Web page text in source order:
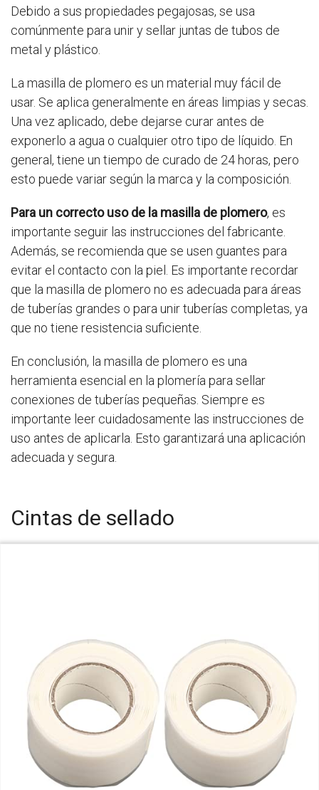
Debido a sus propiedades pegajosas, se usa
comúnmente para unir y sellar juntas de tubos de
metal y plástico.
La masilla de plomero es un material muy fácil de
usar. Se aplica generalmente en áreas limpias y secas.
Una vez aplicado, debe dejarse curar antes de
exponerlo a agua o cualquier otro tipo de líquido. En
general, tiene un tiempo de curado de 24 horas, pero
esto puede variar según la marca y la composición.
Para un correcto uso de la masilla de plomero, es
importante seguir las instrucciones del fabricante.
Además, se recomienda que se usen guantes para
evitar el contacto con la piel. Es importante recordar
que la masilla de plomero no es adecuada para áreas
de tuberías grandes o para unir tuberías completas, ya
que no tiene resistencia suficiente.
En conclusión, la masilla de plomero es una
herramienta esencial en la plomería para sellar
conexiones de tuberías pequeñas. Siempre es
importante leer cuidadosamente las instrucciones de
uso antes de aplicarla. Esto garantizará una aplicación
adecuada y segura.
Cintas de sellado